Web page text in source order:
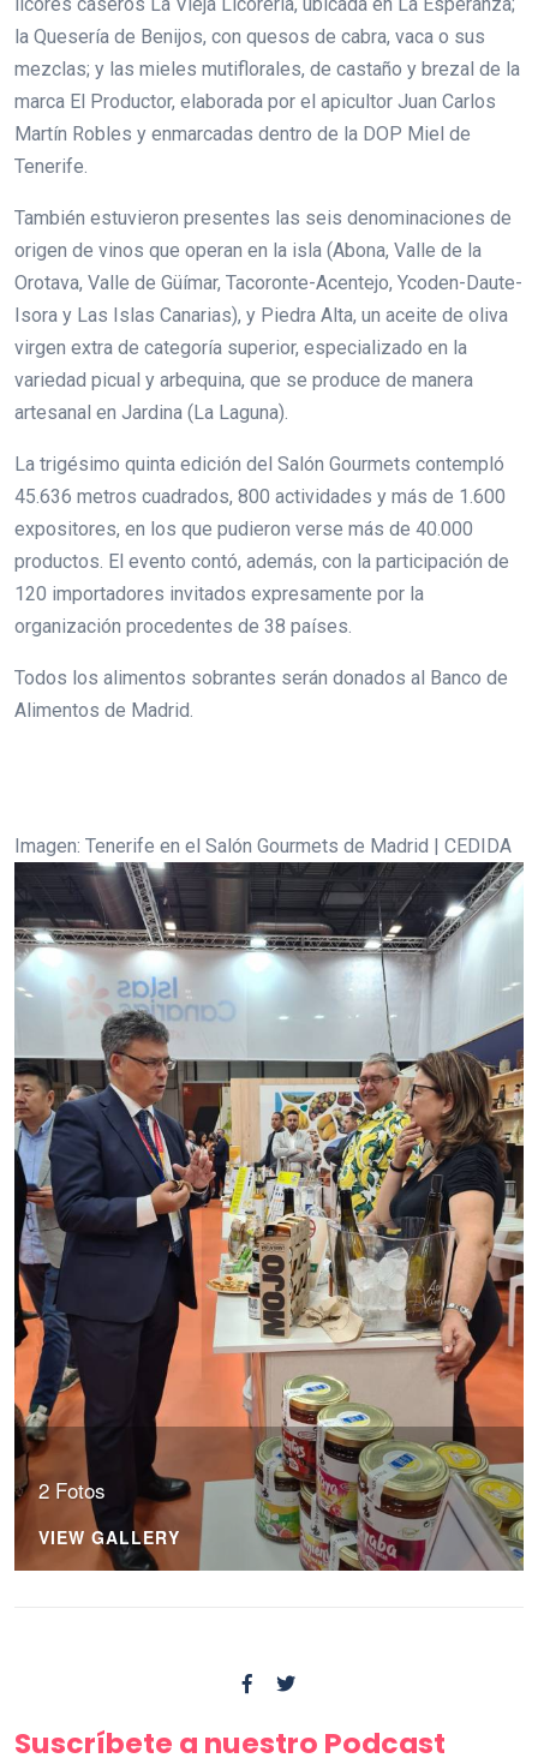
la Quesería de Benijos, con quesos de cabra, vaca o sus
mezclas; y las mieles mutiflorales, de castaño y brezal de la
marca El Productor, elaborada por el apicultor Juan Carlos
Martín Robles y enmarcadas dentro de la DOP Miel de
Tenerife.
También estuvieron presentes las seis denominaciones de
origen de vinos que operan en la isla (Abona, Valle de la
Orotava, Valle de Güímar, Tacoronte-Acentejo, Ycoden-Daute-
Isora y Las Islas Canarias), y Piedra Alta, un aceite de oliva
virgen extra de categoría superior, especializado en la
variedad picual y arbequina, que se produce de manera
artesanal en Jardina (La Laguna).
La trigésimo quinta edición del Salón Gourmets contempló
45.636 metros cuadrados, 800 actividades y más de 1.600
expositores, en los que pudieron verse más de 40.000
productos. El evento contó, además, con la participación de
120 importadores invitados expresamente por la
organización procedentes de 38 países.
Todos los alimentos sobrantes serán donados al Banco de
Alimentos de Madrid.
Imagen: Tenerife en el Salón Gourmets de Madrid | CEDIDA
2 Fotos
VIEW GALLERY
Suscríbete a nuestro Podcast